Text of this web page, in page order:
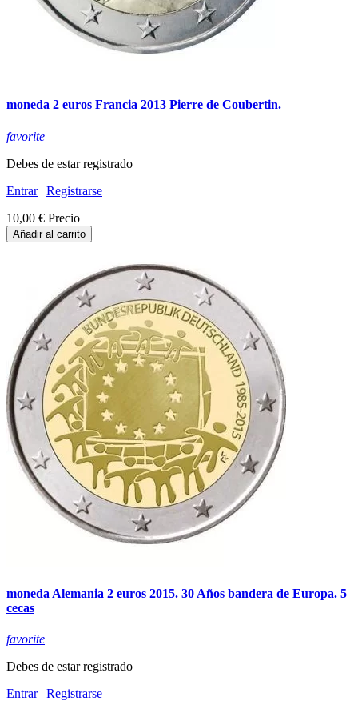
moneda 2 euros Francia 2013 Pierre de Coubertin.
favorite
Debes de estar registrado
Entrar| Registrarse
10,00 € Precio
Añadir al carrito
moneda Alemania 2 euros 2015. 30 Años bandera de Europa. 5
cecas
favorite
Debes de estar registrado
Entrar| Registrarse